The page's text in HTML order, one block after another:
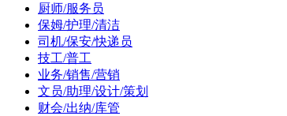
厨师/服务员
保姆/护理/清洁
司机/保安/快递员
技工/普工
业务/销售/营销
文员/助理/设计/策划
财会/出纳/库管